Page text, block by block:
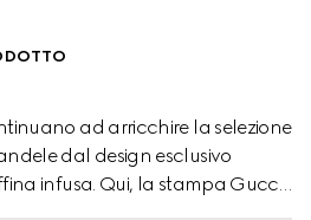
ad arricchire la selezione
dal design esclusivo
infusa. Qui, la stampa Gucci